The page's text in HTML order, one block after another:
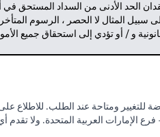
الحد الأدنى من السداد المستحق
سبيل المثال لا الحصر ، الرسوم
و / أو تؤدي إلى استحقاق جميع
ومتاحة عند الطلب. للاطلاع على
الإمارات العربية المتحدة. ولا